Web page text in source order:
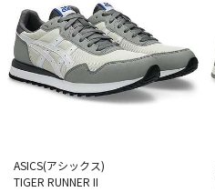
ASICS(アシックス)
TIGER RUNNER II